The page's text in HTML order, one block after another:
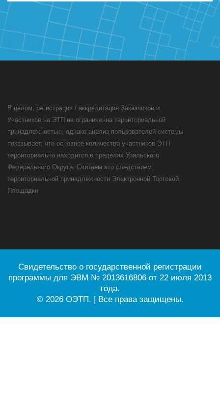
В целом, регистрация / аккредитация Заказчиков и
Участников на ЭТП не ограниченна территориальной
принадлежностью, однако анализ пользователей системы
показывает, что основное количество участников ЭТП
территориально находится в пределах Уральского
Федерального Округа. Считаем это следствием
территориальной принадлежности Электронной Торговой
Площадки.
Свидетельство о государственной регистрации
программы для ЭВМ № 2013616806 от 22 июля 2013
года.
© 2026 ОЭТП. | Все права защищены.